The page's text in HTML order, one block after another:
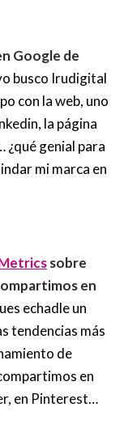
Google de
busco Irudigital
con la web, uno
la página
genial para
mi marca en
sobre
en
echadle un
tendencias más
de
en
en Pinterest…